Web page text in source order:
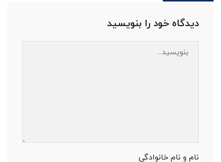
دیدگاه خود را بنویسید
نام و نام خانوادگی